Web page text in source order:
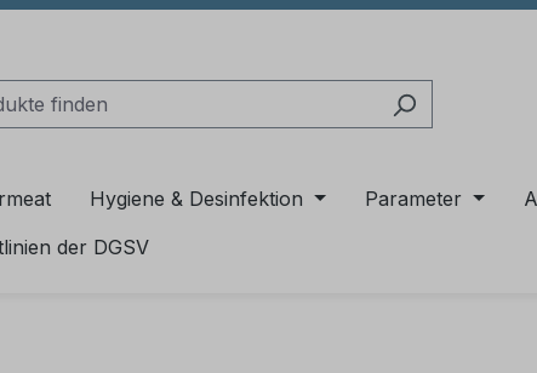
Hygiene & Desinfektion Parameter
der DGSV